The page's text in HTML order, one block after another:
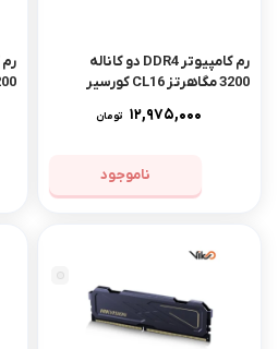
رم کامپیوتر DDR4 دو کاناله
3200 مگاهرتز CL16 کورسیر
12,975,000 تومان
ناموجود